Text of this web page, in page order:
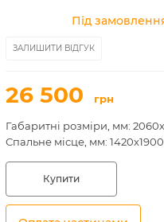
Під
ЗАЛИШИТИ ВІДГУК
26 500 грн
Габаритні розміри, мм:
Спальне місце, мм: 1420х1900
Купити